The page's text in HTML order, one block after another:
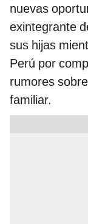
nuevas
exintegrante
sus hijas
Perú por
rumores
familiar.